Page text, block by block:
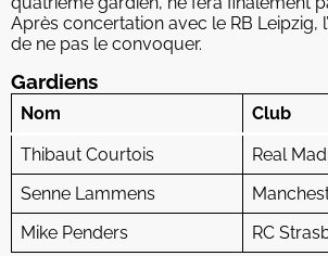
Après concertation avec le RB Leipzig,
de ne pas le convoquer.
Gardiens
Nom
Club
Thibaut Courtois
Real
Senne Lammens
Mike Penders
RC